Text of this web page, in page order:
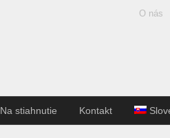
O nás
Na stiahnutie Kontakt